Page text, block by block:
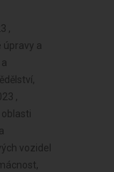
,
úpravy a
,
vozidel